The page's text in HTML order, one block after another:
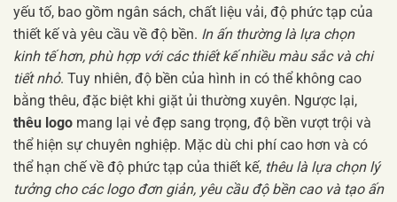
yếu tố, bao gồm ngân sách, chất liệu vải, độ phức tạp của
thiết kế và yêu cầu về độ bền. In ấn thường là lựa chọn
kinh tế hơn, phù hợp với các thiết kế nhiều màu sắc và chi
tiết nhỏ. Tuy nhiên, độ bền của hình in có thể không cao
bằng thêu, đặc biệt khi giặt ủi thường xuyên. Ngược lại,
thêu logo mang lại vẻ đẹp sang trọng, độ bền vượt trội và
thể hiện sự chuyên nghiệp. Mặc dù chi phí cao hơn và có
thể hạn chế về độ phức tạp của thiết kế, thêu là lựa chọn lý
tưởng cho các logo đơn giản, yêu cầu độ bền cao và tạo ấn